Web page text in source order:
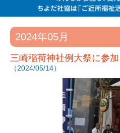
2024年05月
三崎稲荷神社例大祭に参加
（2024/05/14）